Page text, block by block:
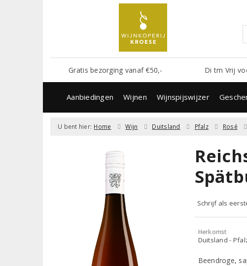
Gratis bezorging vanaf €50,- Di tm Vrij
Aanbiedingen Wijnen Wijnspijswijzer
U bent hier: Home Wijn Duitsland Pfalz Rosé
Schrijf als
Herkomst
Duitsland -
Beendroge,